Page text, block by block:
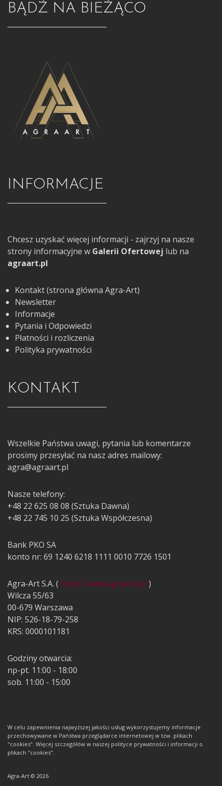
BĄDŹ NA BIEŻĄCO
INFORMACJE
Chcesz uzyskać więcej informacji - zajrzyj na nasze
strony informacyjne w Galerii Ofertowej lub na
agraart.pl
Kontakt (strona główna Agra-Art)
Newsletter
Informacje
Pytania i Odpowiedzi
Płatności i rozliczenia
Polityka prywatności
KONTAKT
Wszelkie Państwa uwagi, pytania lub komentarze
prosimy przesyłać na nasz adres mailowy:
agra@agraart.pl
Nasze telefony:
+48 22 625 08 08 (Sztuka Dawna)
+48 22 745 10 25 (Sztuka Współczesna)
Bank PKO SA
konto nr: 69 1240 6218 1111 0010 7726 1501
Agra-Art S.A. ( https://www.agraart.pl/)
Wilcza 55/63
00-679 Warszawa
NIP: 526-18-79-258
KRS: 0000101181
Godziny otwarcia:
np-pt. 11:00 - 18:00
sob. 11:00 - 15:00
W celu zapewnienia najwyższej jakości usług wykorzystujemy informacje
przechowywane w Państwa przeglądarce internetowej w tzw. plikach
"cookies". Więcej szczegółów w naszej polityce prywatności i informacji o
plikach "cookies".
Agra-Art © 2026